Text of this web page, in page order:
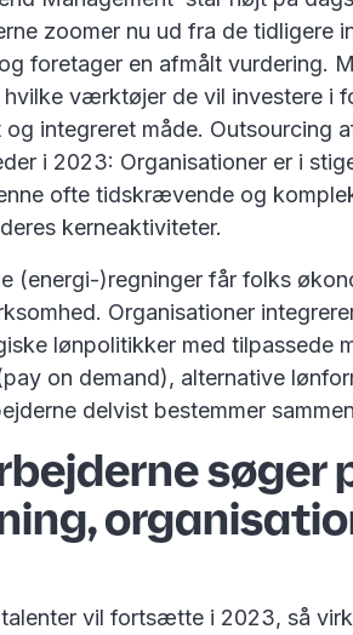
zoomer nu ud fra de tidligere
foretager en afmålt vurdering.
hvilke værktøjer de vil investere i
og integreret måde. Outsourcing
i 2023: Organisationer er i
ofte tidskrævende og
kerneaktiviteter.
(energi-)regninger får folks
Organisationer
lønpolitikker med tilpassede
on demand), alternative
delvist bestemmer
søger
vil fortsætte i 2023, så